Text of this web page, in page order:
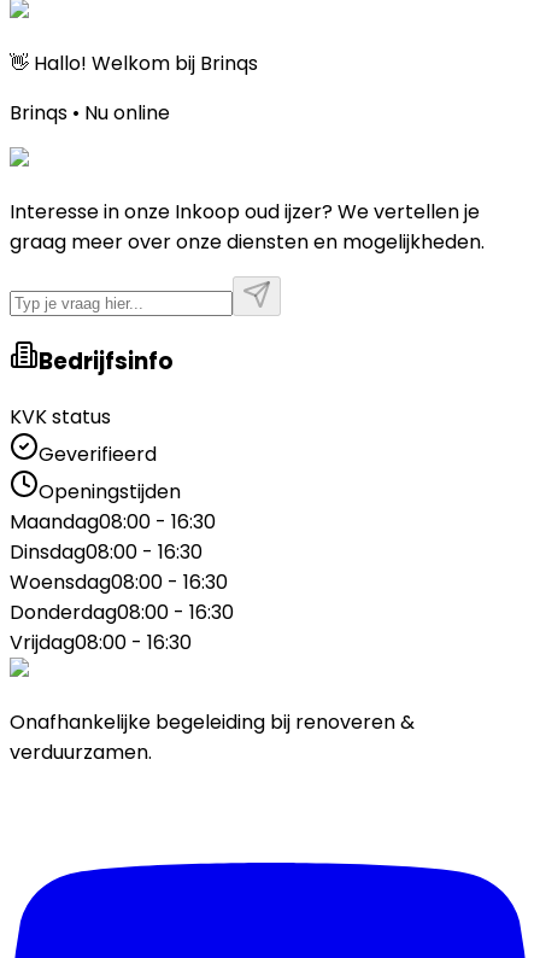
👋 Hallo! Welkom bij Brinqs
Brinqs • Nu online
Interesse in onze Inkoop oud ijzer? We vertellen je
graag meer over onze diensten en mogelijkheden.
Bedrijfsinfo
KVK status
Geverifieerd
Openingstijden
Maandag08:00 - 16:30
Dinsdag08:00 - 16:30
Woensdag08:00 - 16:30
Donderdag08:00 - 16:30
Vrijdag08:00 - 16:30
Onafhankelijke begeleiding bij renoveren &
verduurzamen.